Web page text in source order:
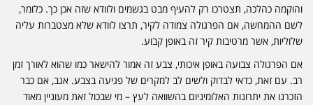
והוקמה כהלכה, תצטרכו רק להעיף מבט בגשמים ולוודא שזה אכן כך. כלומר,
לשם ההמחשה, אם הפרגולה צמודה לקיר, תרצו לוודא שלא מצטברות עליה
שלוליות, אשר מרטיבות קיר זה באופן קבוע.
אם הפרגולה צבועה באופן איכותי, צבע זה אמור להישאר כמו שהוא לאורך זמן
רב. עם זאת, כדאי לבדוק ולשים לב למקרים של פגיעה בצבע. אגב, אם כבר
הזכרנו את יתרונות האלומיניום בהשוואה לעץ – מי שבכול זאת מעוניין מאוד